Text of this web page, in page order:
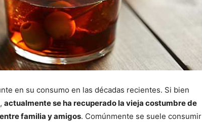
en su consumo en las décadas recientes. Si bien
actualmente se ha recuperado la vieja costumbre de
familia y amigos. Comúnmente se suele consumir